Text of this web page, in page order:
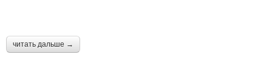
читать дальше →